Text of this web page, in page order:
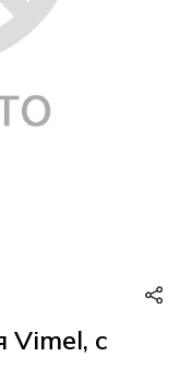
Vimel, с